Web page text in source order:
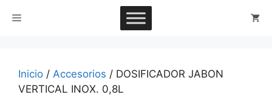
Menú
Inicio / Accesorios / DOSIFICADOR JABON
VERTICAL INOX. 0,8L